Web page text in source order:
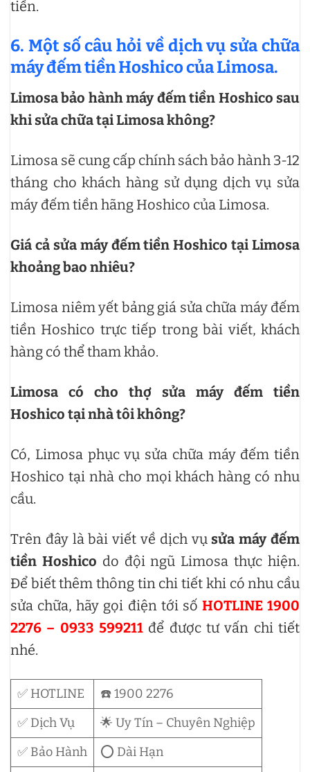
tiền.
6. Một số câu hỏi về dịch vụ sửa chữa
máy đếm tiền Hoshico của Limosa.
Limosa bảo hành máy đếm tiền Hoshico sau
khi sửa chữa tại Limosa không?
Limosa sẽ cung cấp chính sách bảo hành 3-12
tháng cho khách hàng sử dụng dịch vụ sửa
máy đếm tiền hãng Hoshico của Limosa.
Giá cả sửa máy đếm tiền Hoshico tại Limosa
khoảng bao nhiêu?
Limosa niêm yết bảng giá sửa chữa máy đếm
tiền Hoshico trực tiếp trong bài viết, khách
hàng có thể tham khảo.
Limosa có cho thợ sửa máy đếm tiền
Hoshico tại nhà tôi không?
Có, Limosa phục vụ sửa chữa máy đếm tiền
Hoshico tại nhà cho mọi khách hàng có nhu
cầu.
Trên đây là bài viết về dịch vụsửa máy đếm
tiền Hoshico do đội ngũ Limosa thực hiện.
Để biết thêm thông tin chi tiết khi có nhu cầu
sửa chữa, hãy gọi điện tới số HOTLINE 1900
2276 – 0933 599211 để được tư vấn chi tiết
nhé.
✅ HOTLINE
☎️ 1900 2276
✅ Dịch Vụ
🌟 Uy Tín – Chuyên Nghiệp
✅ Bảo Hành
⭕ Dài Hạn